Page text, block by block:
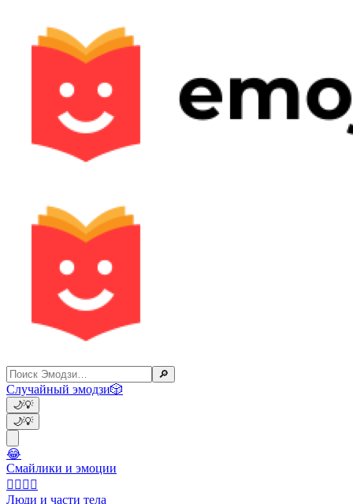
🔎
Случайный эмодзи🎲
🌙💡
🌙💡
😂
Смайлики и эмоции
👩‍❤️‍💋‍👨
Люди и части тела